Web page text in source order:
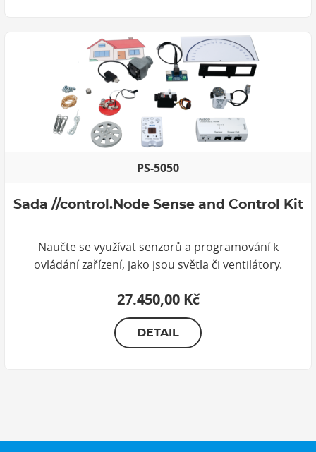
PS-5050
Sada //control.Node Sense and Control Kit
Naučte se využívat senzorů a programování k
ovládání zařízení, jako jsou světla či ventilátory.
27.450,00 Kč
DETAIL